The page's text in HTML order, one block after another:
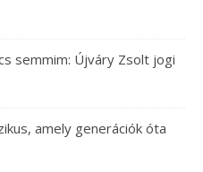
semmim: Újváry Zsolt jogi
amely generációk óta